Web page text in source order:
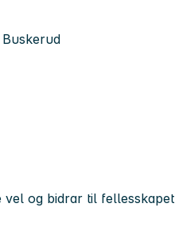
og bidrar til fellesskapet